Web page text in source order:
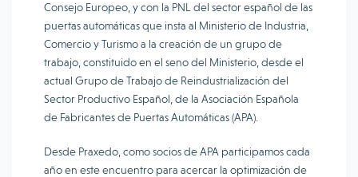
Consejo Europeo, y con la PNL del sector español de las
puertas automáticas que insta al Ministerio de Industria,
Comercio y Turismo a la creación de un grupo de
trabajo, constituido en el seno del Ministerio, desde el
actual Grupo de Trabajo de Reindustrialización del
Sector Productivo Español, de la Asociación Española
de Fabricantes de Puertas Automáticas (APA).
Desde Praxedo, como socios de APA participamos cada
año en este encuentro para acercar la optimización de